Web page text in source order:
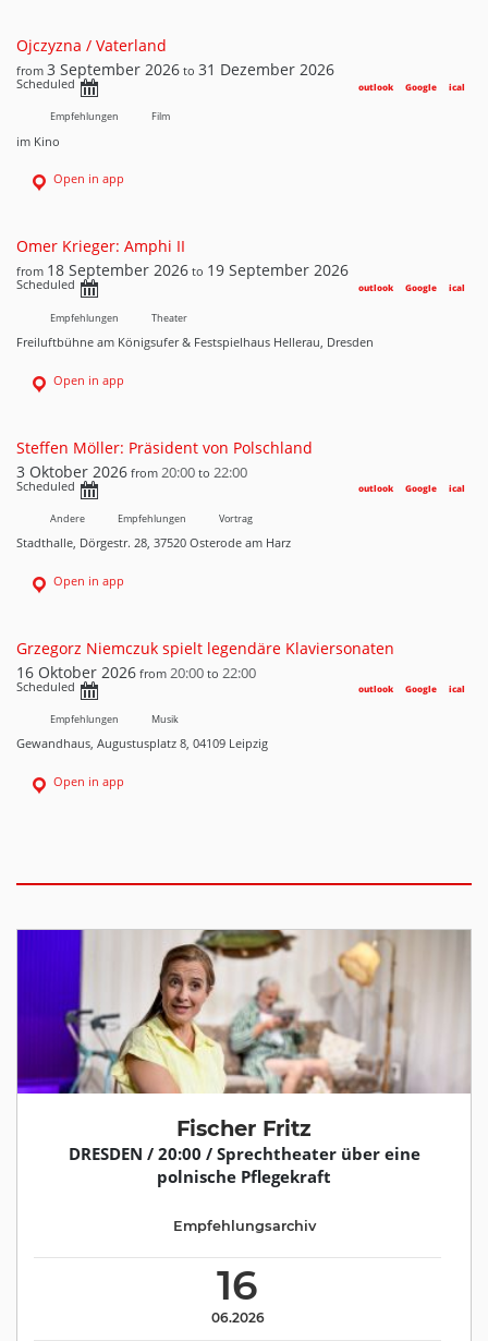
Ojczyzna / Vaterland
from 3 September 2026 to 31 Dezember 2026
Scheduled ical
Google
outlook
Empfehlungen Film
im Kino
Open in app
Omer Krieger: Amphi II
from 18 September 2026 to 19 September 2026
Scheduled ical
Google
outlook
Empfehlungen Theater
Freiluftbühne am Königsufer & Festspielhaus Hellerau, Dresden
Open in app
Steffen Möller: Präsident von Polschland
3 Oktober 2026 from 20:00 to 22:00
Scheduled ical
Google
outlook
Andere Empfehlungen Vortrag
Stadthalle, Dörgestr. 28, 37520 Osterode am Harz
Open in app
Grzegorz Niemczuk spielt legendäre Klaviersonaten
16 Oktober 2026 from 20:00 to 22:00
Scheduled ical
Google
outlook
Empfehlungen Musik
Gewandhaus, Augustusplatz 8, 04109 Leipzig
Open in app
Fischer Fritz
DRESDEN / 20:00 / Sprechtheater über eine
polnische Pflegekraft
16
06.2026
Empfehlungsarchiv